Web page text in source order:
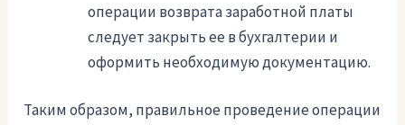
операции возврата заработной платы
следует закрыть ее в бухгалтерии и
оформить необходимую документацию.
Таким образом, правильное проведение операции